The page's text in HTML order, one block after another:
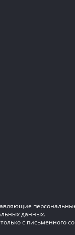
данных.
с письменного